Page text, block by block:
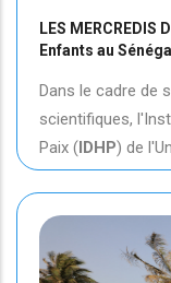
LES
Enfants au
Dans le cadre de
scientifiques,
Paix (IDHP) de